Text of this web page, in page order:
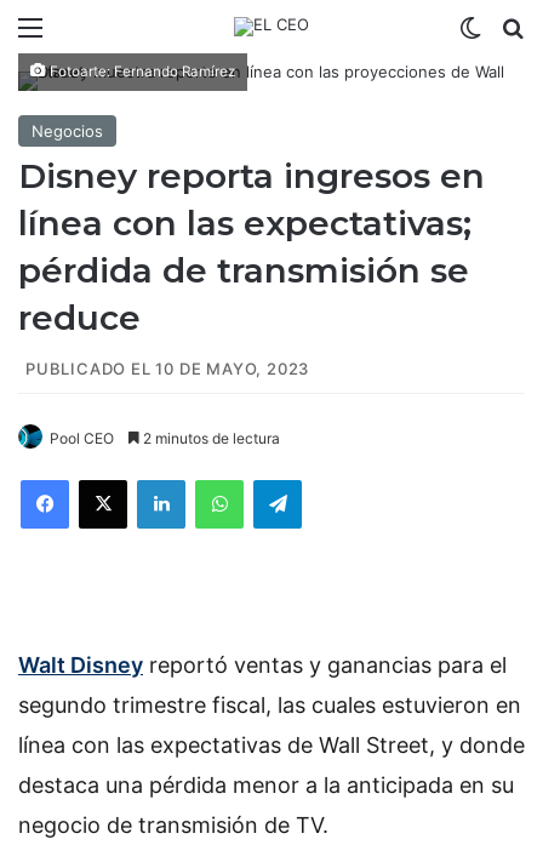
Fotoarte: Fernando Ramírez
Negocios
Disney reporta ingresos en
línea con las expectativas;
pérdida de transmisión se
reduce
PUBLICADO EL 10 DE MAYO, 2023
Pool CEO 2 minutos de lectura
Walt Disney reportó ventas y ganancias para el
segundo trimestre fiscal, las cuales estuvieron en
línea con las expectativas de Wall Street, y donde
destaca una pérdida menor a la anticipada en su
negocio de transmisión de TV.